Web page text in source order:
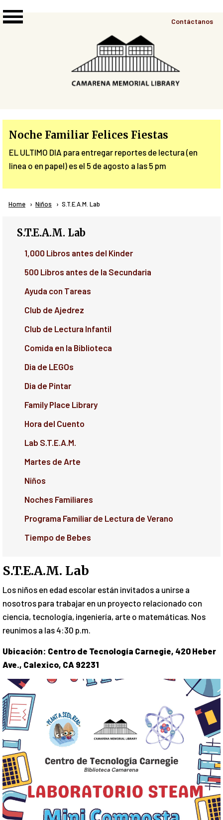
Top
Menu
Contáctanos
Noche Familiar Felices Fiestas
EL ULTIMO DIA para entregar reportes de lectura (en
linea o en papel) es el 5 de agosto a las 5 pm
Breadcrumb
Home Niños Current:
S.T.E.A.M. Lab
S.T.E.A.M. Lab
1,000 Libros antes del Kinder
500 Libros antes de la Secundaria
Ayuda con Tareas
Club de Ajedrez
Club de Lectura Infantil
Comida en la Biblioteca
Dia de LEGOs
Dia de Pintar
Family Place Library
Hora del Cuento
Lab S.T.E.A.M.
Martes de Arte
Niños
Noches Familiares
Programa Familiar de Lectura de Verano
Tiempo de Bebes
S.T.E.A.M. Lab
Los niños en edad escolar están invitados a unirse a
nosotros para trabajar en un proyecto relacionado con
ciencia, tecnología, ingeniería, arte o matemáticas. Nos
reunimos a las 4:30 p.m.
Ubicación: Centro de Tecnología Carnegie, 420 Heber
Ave., Calexico, CA 92231